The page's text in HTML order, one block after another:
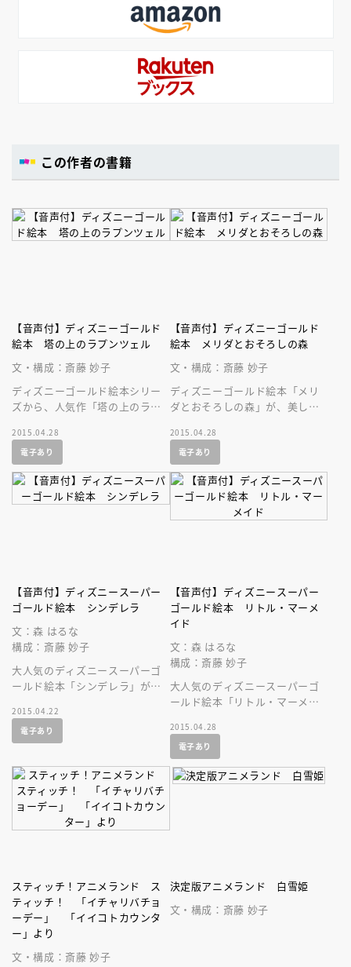
この作者の書籍
【音声付】ディズニーゴールド
絵本 塔の上のラプンツェル
文・構成：斎藤 妙子
ディズニーゴールド絵本シリー
ズから、人気作「塔の上のラプ
絵本になって登場です！
2015.04.28
電子あり
【音声付】ディズニーゴールド
絵本 メリダとおそろしの森
文・構成：斎藤 妙子
ディズニーゴールド絵本「メリ
ダとおそろしの森」が、美しい
す！ ディズニーの人気作を持
ち歩こう！
2015.04.28
電子あり
【音声付】ディズニースーパー
ゴールド絵本 シンデレラ
文：森 はるな
構成：斎藤 妙子
大人気のディズニースーパーゴ
ールド絵本「シンデレラ」が、
す！
2015.04.22
電子あり
【音声付】ディズニースーパー
ゴールド絵本 リトル・マーメ
イド
文：森 はるな
構成：斎藤 妙子
大人気のディズニースーパーゴ
ールド絵本「リトル・マーメイ
なって登場です！ 名作を持ち
歩こう！
2015.04.28
電子あり
スティッチ！アニメランド ス
ティッチ！ 「イチャリバチョ
ーデー」 「イイコトカウンタ
ー」より
文・構成：斎藤 妙子
決定版アニメランド 白雪姫
文・構成：斎藤 妙子